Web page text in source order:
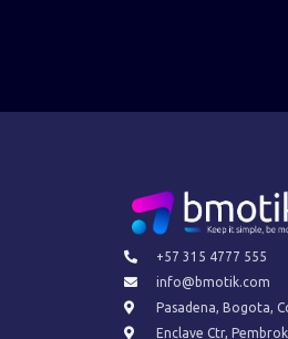
+57 315 4777 555
info@bmotik.com
Pasadena, Bogota,
Enclave Ctr,